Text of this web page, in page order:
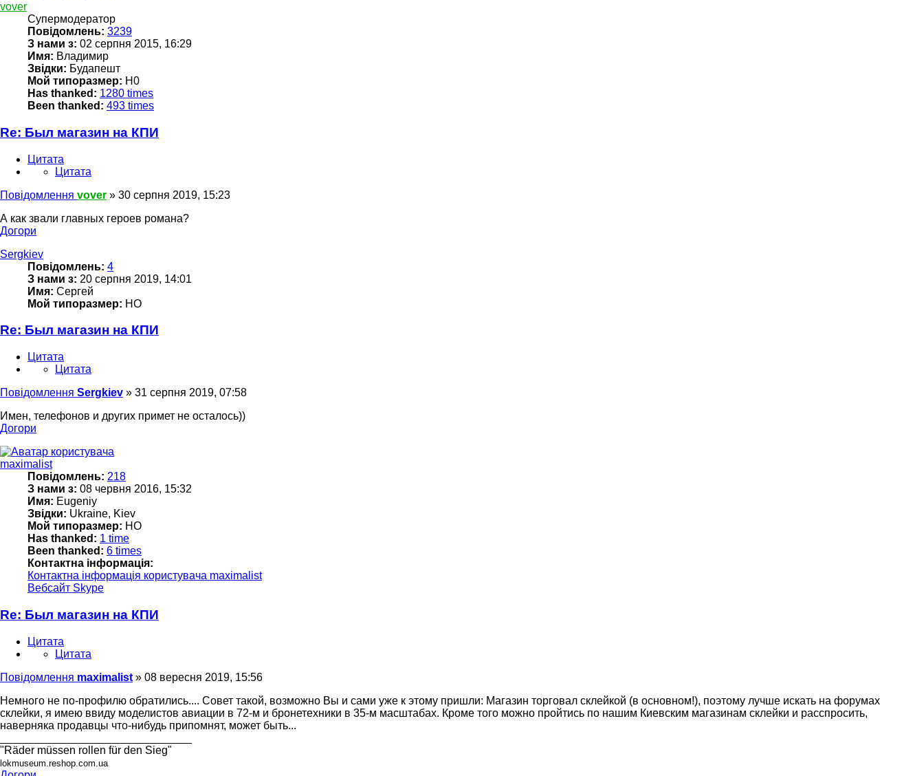
vover
Супермодератор
Повідомлень: 3239
З нами з: 02 серпня 2015, 16:29
Имя: Владимир
Звідки: Будапешт
Мой типоразмер: H0
Has thanked: 1280 times
Been thanked: 493 times
Re: Был магазин на КПИ
Цитата
Цитата
Повідомлення vover » 30 серпня 2019, 15:23
А как звали главных героев романа?
Догори
Sergkiev
Повідомлень: 4
З нами з: 20 серпня 2019, 14:01
Имя: Сергей
Мой типоразмер: НО
Re: Был магазин на КПИ
Цитата
Цитата
Повідомлення Sergkiev » 31 серпня 2019, 07:58
Имен, телефонов и других примет не осталось))
Догори
maximalist
Повідомлень: 218
З нами з: 08 червня 2016, 15:32
Имя: Eugeniy
Звідки: Ukraine, Kiev
Мой типоразмер: HO
Has thanked: 1 time
Been thanked: 6 times
Контактна інформація:
Контактна інформація користувача maximalist
Вебсайт Skype
Re: Был магазин на КПИ
Цитата
Цитата
Повідомлення maximalist » 08 вересня 2019, 15:56
Немного не по-профилю обратились.... Совет такой, возможно Вы и сами уже к этому пришли: Магазин торговал склейкой (в основном!), поэтому лучше искать на форумах
склейки, я имею ввиду моделистов авиации в 72-м и бронетехники в 35-м масштабах. Кроме того можно пройтись по нашим Киевским магазинам склейки и расспросить,
наверняка продавцы что-нибудь припомнят, может быть...
"Räder müssen rollen für den Sieg"
lokmuseum.reshop.com.ua